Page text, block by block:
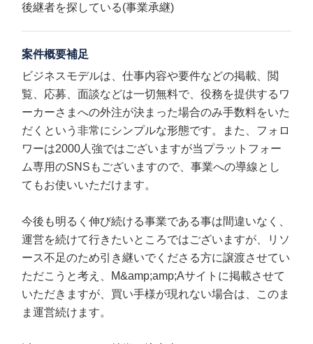
後継者を探している(事業承継)
案件概要補足
ビジネスモデルは、仕事内容や要件などの掲載、閲
覧、応募、面談などは一切無料で、役務を提供するワ
ーカーさまへの外注が決まった場合のみ手数料をいた
だくという非常にシンプルな形態です。また、フォロ
ワーは2000人強ではございますが当プラットフォー
ム専用のSNSもございますので、事業への導線とし
てもお使いいただけます。
今後も明るく伸び続ける事業である事は間違いなく、
運営を続けて行きたいところではございますが、リソ
ース不足のため引き継いでくださる方に譲渡させてい
ただこうと考え、M&amp;amp;Aサイトに掲載させて
いただきますが、買い手様が現れない場合は、このま
ま運営続けます。